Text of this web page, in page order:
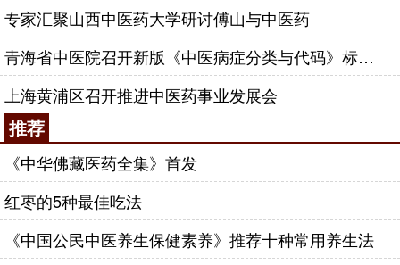
专家汇聚山西中医药大学研讨傅山与中医药
青海省中医院召开新版《中医病症分类与代码》标准培训会
上海黄浦区召开推进中医药事业发展会
推荐
《中华佛藏医药全集》首发
红枣的5种最佳吃法
《中国公民中医养生保健素养》推荐十种常用养生法